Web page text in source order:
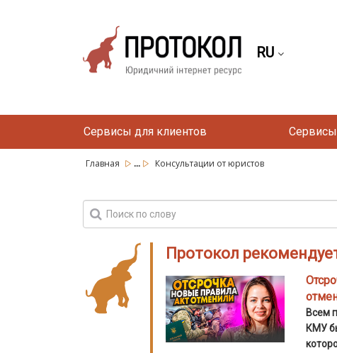
RU
Сервисы для клиентов
Главная ... Консультации от юристов
Протокол
Всем
КМУ